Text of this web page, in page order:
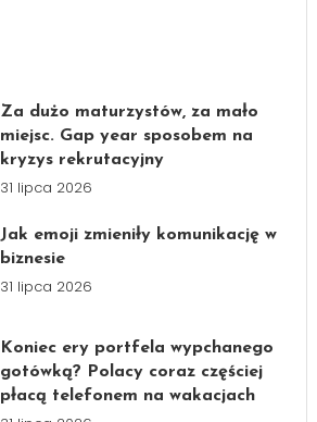
Za dużo maturzystów, za mało
miejsc. Gap year sposobem na
kryzys rekrutacyjny
31 lipca 2026
Jak emoji zmieniły komunikację w
biznesie
31 lipca 2026
Koniec ery portfela wypchanego
gotówką? Polacy coraz częściej
płacą telefonem na wakacjach